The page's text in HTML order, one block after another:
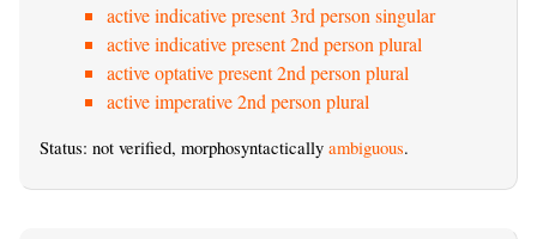
active indicative present 3rd person singular
active indicative present 2nd person plural
active optative present 2nd person plural
active imperative 2nd person plural
Status: not verified, morphosyntactically ambiguous.